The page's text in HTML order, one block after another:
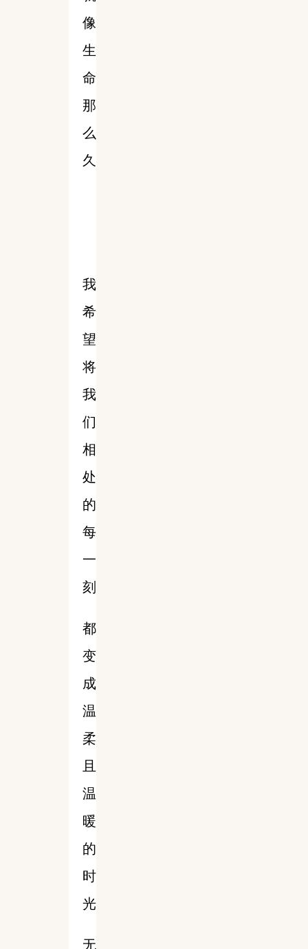
像
生
命
那
么
久
我
希
望
将
我
们
相
处
的
每
一
刻
都
变
成
温
柔
且
温
暖
的
时
光
无